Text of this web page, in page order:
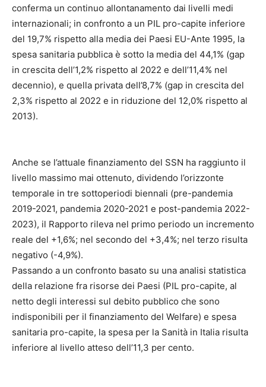
conferma un continuo allontanamento dai livelli medi
internazionali; in confronto a un PIL pro-capite inferiore
del 19,7% rispetto alla media dei Paesi EU-Ante 1995, la
spesa sanitaria pubblica è sotto la media del 44,1% (gap
in crescita dell’1,2% rispetto al 2022 e dell’11,4% nel
decennio), e quella privata dell’8,7% (gap in crescita del
2,3% rispetto al 2022 e in riduzione del 12,0% rispetto al
2013).
Anche se l’attuale finanziamento del SSN ha raggiunto il
livello massimo mai ottenuto, dividendo l’orizzonte
temporale in tre sottoperiodi biennali (pre-pandemia
2019-2021, pandemia 2020-2021 e post-pandemia 2022-
2023), il Rapporto rileva nel primo periodo un incremento
reale del +1,6%; nel secondo del +3,4%; nel terzo risulta
negativo (-4,9%).
Passando a un confronto basato su una analisi statistica
della relazione fra risorse dei Paesi (PIL pro-capite, al
netto degli interessi sul debito pubblico che sono
indisponibili per il finanziamento del Welfare) e spesa
sanitaria pro-capite, la spesa per la Sanità in Italia risulta
inferiore al livello atteso dell’11,3 per cento.